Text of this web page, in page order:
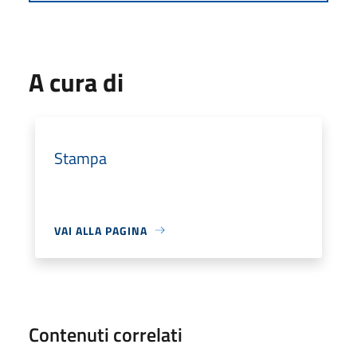
A cura di
Stampa
VAI ALLA PAGINA
Contenuti correlati